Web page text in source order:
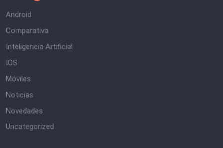
Android
Comparativa
Inteligencia Artificial
IOS
Móviles
Noticias
Novedades
Uncategorized